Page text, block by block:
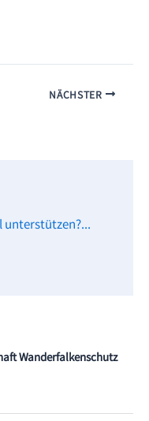
NÄCHSTER
unterstützen?...
Wanderfalkenschutz